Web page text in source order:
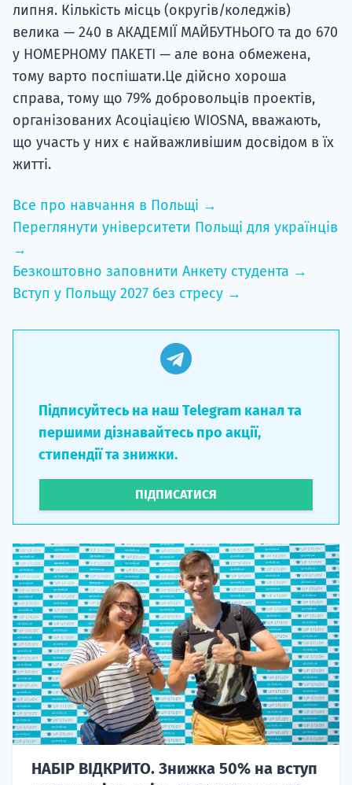
липня. Кількість місць (округів/коледжів)
велика — 240 в АКАДЕМІЇ МАЙБУТНЬОГО та до 670
у НОМЕРНОМУ ПАКЕТІ — але вона обмежена,
тому варто поспішати.Це дійсно хороша
справа, тому що 79% добровольців проектів,
організованих Асоціацією WIOSNA, вважають,
що участь у них є найважливішим досвідом в їх
житті.
Все про навчання в Польщі →
Переглянути університети Польщі для українців
→
Безкоштовно заповнити Анкету студента →
Вступ у Польщу 2027 без стресу →
Підписуйтесь на наш Telegram канал та
першими дізнавайтесь про акції,
стипендії та знижки.
ПІДПИСАТИСЯ
НАБІР ВІДКРИТО. Знижка 50% на вступ